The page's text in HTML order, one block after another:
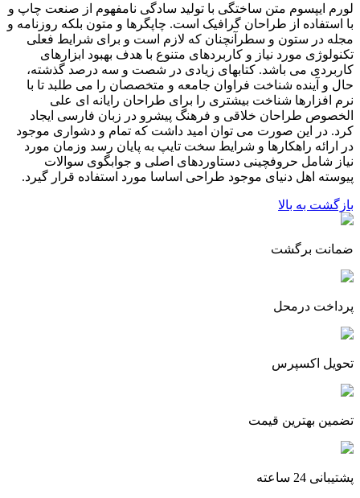
لورم ایپسوم متن ساختگی با تولید سادگی نامفهوم از صنعت چاپ و
با استفاده از طراحان گرافیک است. چاپگرها و متون بلکه روزنامه و
مجله در ستون و سطرآنچنان که لازم است و برای شرایط فعلی
تکنولوژی مورد نیاز و کاربردهای متنوع با هدف بهبود ابزارهای
کاربردی می باشد. کتابهای زیادی در شصت و سه درصد گذشته،
حال و آینده شناخت فراوان جامعه و متخصصان را می طلبد تا با
نرم افزارها شناخت بیشتری را برای طراحان رایانه ای علی
الخصوص طراحان خلاقی و فرهنگ پیشرو در زبان فارسی ایجاد
کرد. در این صورت می توان امید داشت که تمام و دشواری موجود
در ارائه راهکارها و شرایط سخت تایپ به پایان رسد وزمان مورد
نیاز شامل حروفچینی دستاوردهای اصلی و جوابگوی سوالات
پیوسته اهل دنیای موجود طراحی اساسا مورد استفاده قرار گیرد.
بازگشت به بالا
ضمانت برگشت
پرداخت درمحل
تحویل اکسپرس
تضمین بهترین قیمت
پشتیبانی 24 ساعته